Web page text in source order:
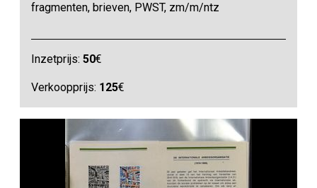
fragmenten, brieven, PWST, zm/m/ntz
Inzetprijs:50€
Verkoopprijs: 125€